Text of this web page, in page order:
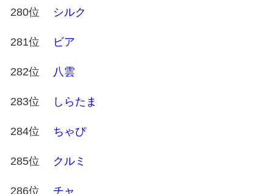
280位 シルク
281位 ビア
282位 八雲
283位 しらたま
284位 ちゃぴ
285位 クルミ
286位 チャ